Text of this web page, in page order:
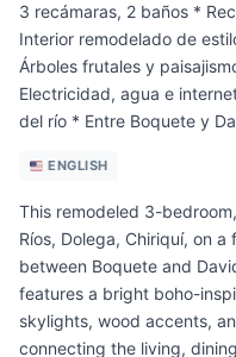
3 recámaras, 2 baños *
Interior remodelado de
Árboles frutales y
Electricidad, agua e
del río * Entre Boquete y
ENGLISH
This remodeled 3-
Ríos, Dolega, Chiriquí, on
between Boquete and
features a bright boho-
skylights, wood accents,
connecting the living,